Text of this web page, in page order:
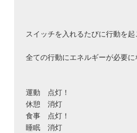
スイッチを入れるたびに行動を起
全ての行動にエネルギーが必要に
運動　点灯！
休憩　消灯
食事　点灯！
睡眠　消灯